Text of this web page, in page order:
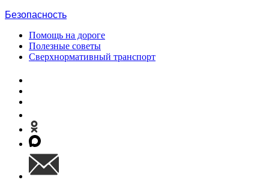
Безопасность
Помощь на дороге
Полезные советы
Сверхнормативный транспорт